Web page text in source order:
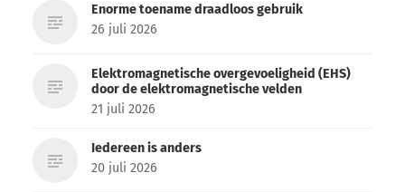
Enorme toename draadloos gebruik
26 juli 2026
Elektromagnetische overgevoeligheid (EHS)
door de elektromagnetische velden
21 juli 2026
Iedereen is anders
20 juli 2026